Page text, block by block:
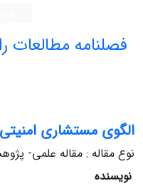
فصلنامه مطالعات
الگوی مستشاری
نوع مقاله : مقاله علمی-
نویسنده